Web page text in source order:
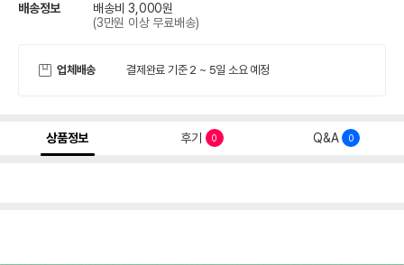
배송정보
배송비 3,000원
(3만원 이상 무료배송)
업체배송 결제완료 기준 2 ~ 5일 소요 예정
상품정보 후기 0 Q&A 0